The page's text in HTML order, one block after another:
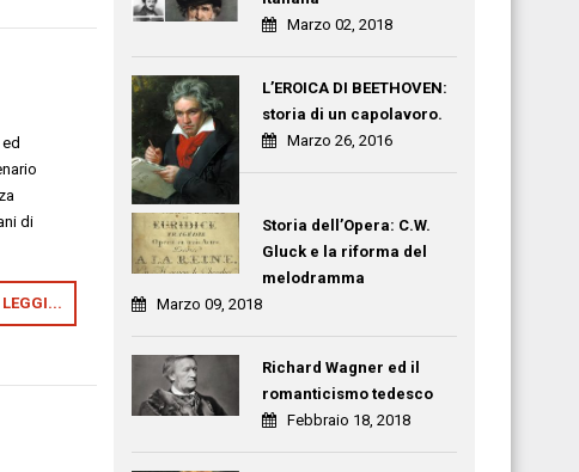
di
LEGGI...
Marzo 02, 2018
L’EROICA DI BEETHOVEN:
storia di un capolavoro.
Marzo 26, 2016
Storia dell’Opera: C.W.
Gluck e la riforma del
melodramma
Marzo 09, 2018
Richard Wagner ed il
romanticismo tedesco
Febbraio 18, 2018